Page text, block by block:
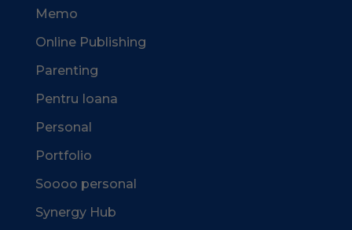
Memo
Online Publishing
Parenting
Pentru Ioana
Personal
Portfolio
Soooo personal
Synergy Hub